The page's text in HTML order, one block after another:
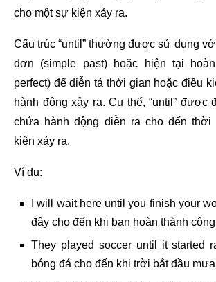
cho một sự kiện xảy ra.
Cấu trúc “until” thường được sử dụng
đơn (simple past) hoặc hiện tại
perfect) để diễn tả thời gian hoặc điều
hành động xảy ra. Cụ thể, “until” được
chứa hành động diễn ra cho đến thời
kiện xảy ra.
Ví dụ:
I will wait here until you finish your
đây cho đến khi bạn hoàn thành
They played soccer until it started
bóng đá cho đến khi trời bắt đầu